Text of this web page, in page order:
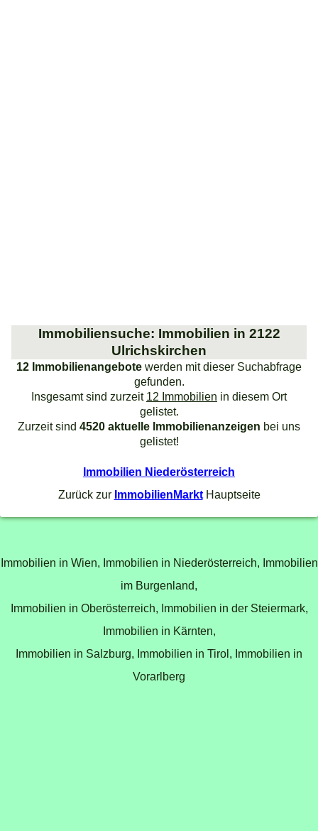
Immobiliensuche: Immobilien in 2122
Ulrichskirchen
12 Immobilienangebote werden mit dieser Suchabfrage
gefunden.
Insgesamt sind zurzeit 12 Immobilien in diesem Ort
gelistet.
Zurzeit sind 4520 aktuelle Immobilienanzeigen bei uns
gelistet!
Immobilien Niederösterreich
Zurück zur ImmobilienMarktHauptseite
Immobilien in Wien, Immobilien in Niederösterreich, Immobilien
im Burgenland,
Immobilien in Oberösterreich, Immobilien in der Steiermark,
Immobilien in Kärnten,
Immobilien in Salzburg, Immobilien in Tirol, Immobilien in
Vorarlberg